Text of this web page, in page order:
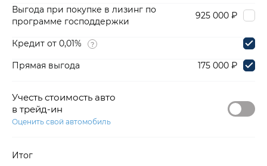
Выгода при покупке в лизинг по
программе господдержки
925 000 ₽
Кредит от 0,01%
Прямая выгода
175 000 ₽
Учесть стоимость авто
в трейд-ин
Оценить свой автомобиль
Итог